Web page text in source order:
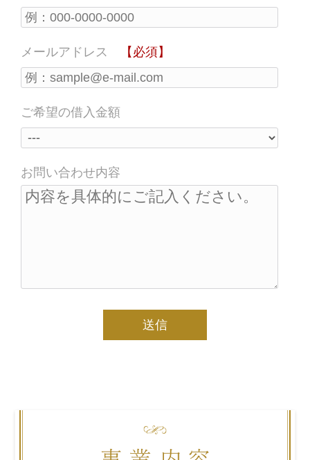
メールアドレス 【必須】
ご希望の借入金額
お問い合わせ内容